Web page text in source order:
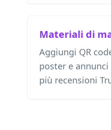
Materiali di
Aggiungi QR
poster e
più recensioni